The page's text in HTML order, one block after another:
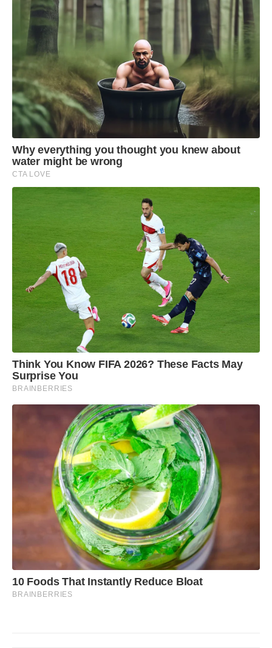
Why everything you thought you knew about
water might be wrong
CTA LOVE
Think You Know FIFA 2026? These Facts May
Surprise You
BRAINBERRIES
10 Foods That Instantly Reduce Bloat
BRAINBERRIES